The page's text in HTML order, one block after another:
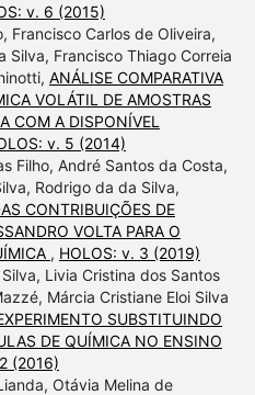
v. 6 (2015)
Francisco Carlos de Oliveira,
Silva, Francisco Thiago Correia
ANÁLISE COMPARATIVA
VOLÁTIL DE AMOSTRAS
COM A DISPONÍVEL
v. 5 (2014)
Filho, André Santos da Costa,
Rodrigo da da Silva,
CONTRIBUIÇÕES DE
VOLTA PARA O
, HOLOS: v. 3 (2019)
Livia Cristina dos Santos
Márcia Cristiane Eloi Silva
SUBSTITUINDO
DE QUÍMICA NO ENSINO
(2016)
Otávia Melina de